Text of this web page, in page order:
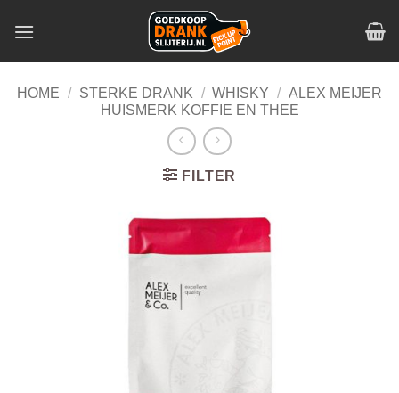
HOME / STERKE DRANK / WHISKY / ALEX MEIJER
HUISMERK KOFFIE EN THEE
FILTER